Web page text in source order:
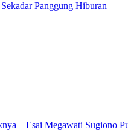
Panggung Hiburan